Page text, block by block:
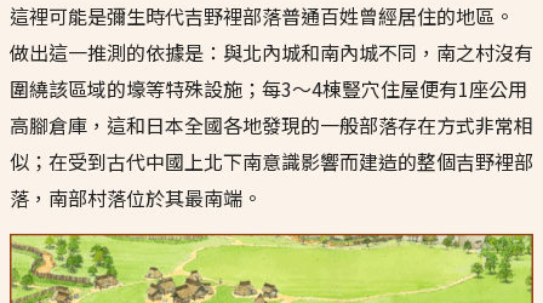
這裡可能是彌生時代吉野裡部落普通百姓曾經居住的地區。
做出這一推測的依據是：與北內城和南內城不同，南之村沒有
圍繞該區域的壕等特殊設施；每3～4棟豎穴住屋便有1座公用
高腳倉庫，這和日本全國各地發現的一般部落存在方式非常相
似；在受到古代中國上北下南意識影響而建造的整個吉野裡部
落，南部村落位於其最南端。